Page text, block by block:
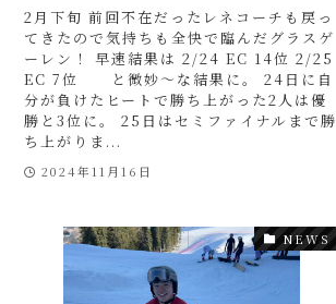
2月下旬 前回不在だったレネコーチも戻っ
てきたので気持ちも全快で臨んだグラスゲ
ーレン！ 早速結果は 2/24 EC 14位 2/25
EC 7位 と微妙〜な結果に。 24日に自
分が負けたヒートで勝ち上がった2人は優
勝と3位に。 25日はセミファイナルまで勝
ち上がりま...
2024年11月16日
NEWS